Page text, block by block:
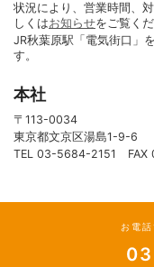
状況により、営業時間、
しくはお知らせをご覧くだ
JR秋葉原駅「電気街口」
す。
本社
〒113-0034
東京都文京区湯島1-9-6
TEL 03-5684-2151 FAX
お電